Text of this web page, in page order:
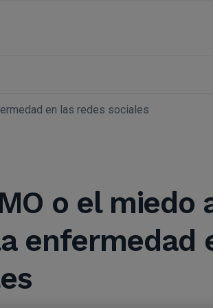
en las redes sociales
o el miedo
enfermedad